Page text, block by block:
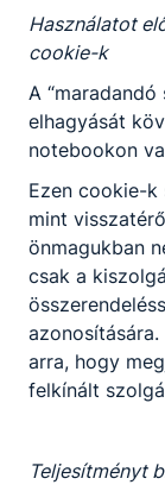
Megosztás
Használatot
cookie-k
A
elhagyását
notebookon
Ezen cookie-k
mint
önmagukban
csak a
arra, hogy
felkínált
Teljesítményt